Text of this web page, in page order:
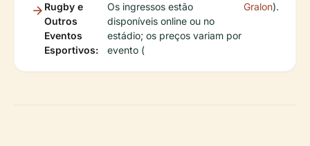
Rugby e
Outros
Eventos
Esportivos:
Os ingressos estão
disponíveis online ou no
estádio; os preços variam por
evento (
Gralon).